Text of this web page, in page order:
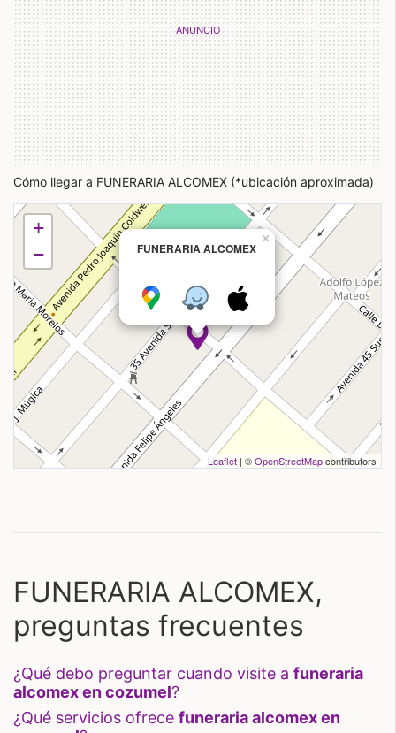
Cómo llegar a FUNERARIA ALCOMEX (*ubicación aproximada)
FUNERARIA ALCOMEX
×
+
−
Leaflet | ©OpenStreetMapcontributors
FUNERARIA ALCOMEX,
preguntas frecuentes
¿qué debo preguntar cuando visite a funeraria
alcomex en cozumel?
¿qué servicios ofrece funeraria alcomex en